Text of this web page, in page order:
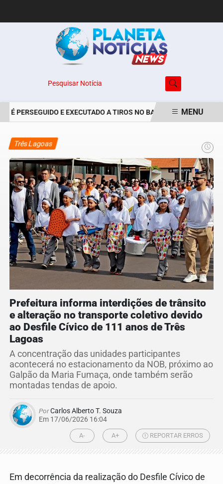
Pesquisar Notícia
É PERSEGUIDO E EXECUTADO A TIROS NO BAIRRO JARDIMMENU
Três Lagoas
Prefeitura informa interdições de trânsito
e alteração no transporte coletivo devido
ao Desfile Cívico de 111 anos de Três
Lagoas
A concentração das unidades participantes
acontecerá no estacionamento da NOB, próximo ao
Galpão da Maria Fumaça, onde também serão
montadas tendas de apoio.
PorCarlos Alberto T. Souza
Em 17/06/2026 16:04
A- A+ REPORTAR ERROS
Em decorrência da realização do Desfile Cívico de